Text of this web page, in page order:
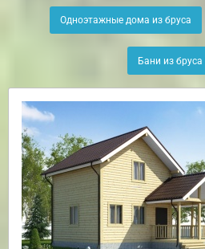
Одноэтажные дома из бруса
Бани из бруса